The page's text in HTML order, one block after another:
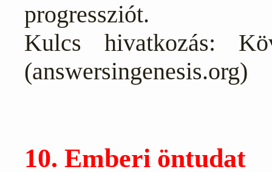
progressziót.
Kulcs hivatkozás:
(answersingenesis.org)
10. Emberi öntudat